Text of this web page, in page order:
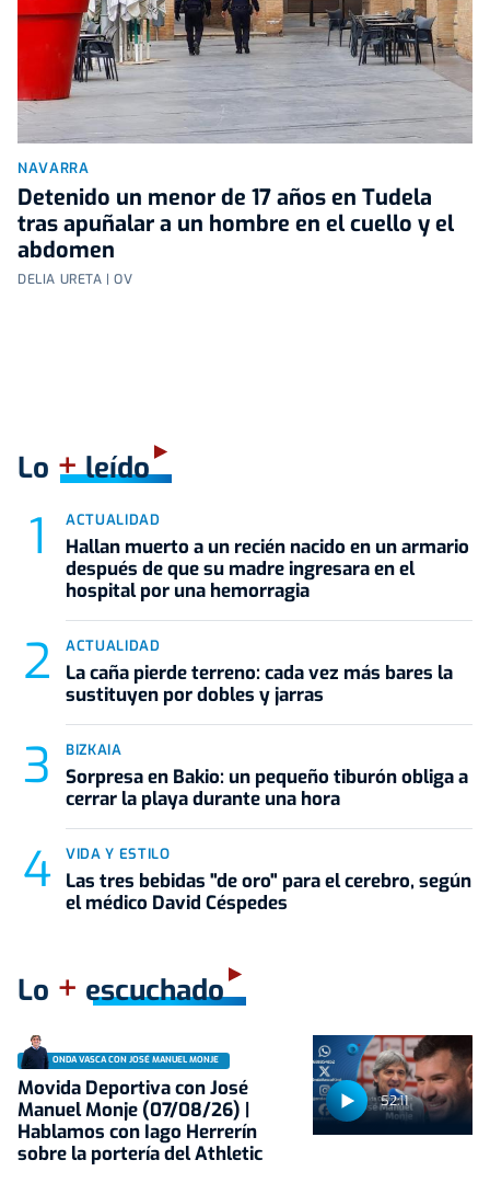
NAVARRA
Detenido un menor de 17 años en Tudela
tras apuñalar a un hombre en el cuello y el
abdomen
DELIA URETA | OV
Lo +leído
ACTUALIDAD
Hallan muerto a un recién nacido en un armario
después de que su madre ingresara en el
hospital por una hemorragia
ACTUALIDAD
La caña pierde terreno: cada vez más bares la
sustituyen por dobles y jarras
BIZKAIA
Sorpresa en Bakio: un pequeño tiburón obliga a
cerrar la playa durante una hora
VIDA Y ESTILO
Las tres bebidas "de oro" para el cerebro, según
el médico David Céspedes
Lo + escuchado
52:11
ONDA VASCA CON JOSÉ MANUEL MONJE
Movida Deportiva con José
Manuel Monje (07/08/26) |
Hablamos con Iago Herrerín
sobre la portería del Athletic